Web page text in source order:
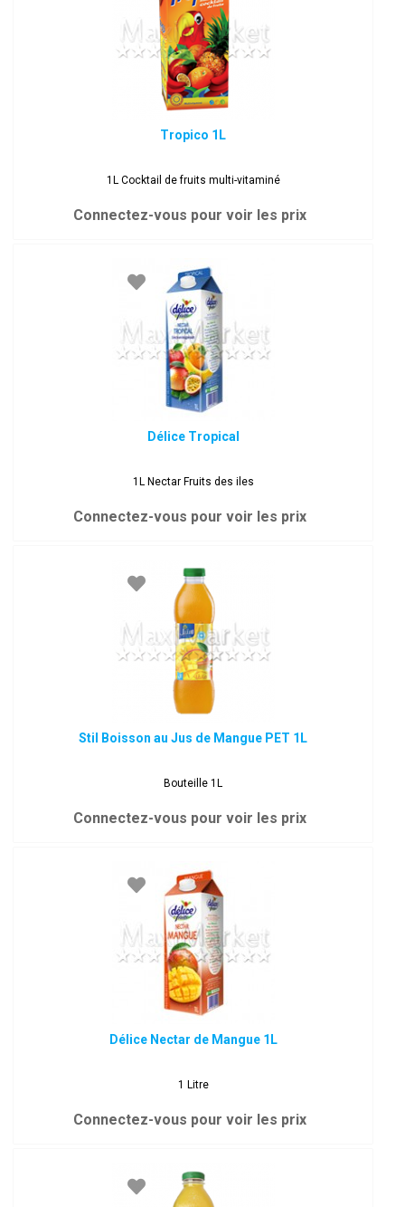
Tropico 1L
1L Cocktail de fruits multi-vitaminé
Connectez-vous pour voir les prix
Délice Tropical
1L Nectar Fruits des iles
Connectez-vous pour voir les prix
Stil Boisson au Jus de Mangue PET 1L
Bouteille 1L
Connectez-vous pour voir les prix
Délice Nectar de Mangue 1L
1 Litre
Connectez-vous pour voir les prix